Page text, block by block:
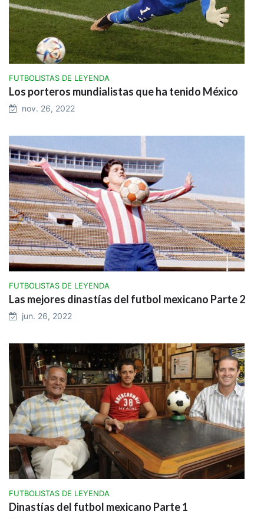
FUTBOLISTAS DE LEYENDA
Los porteros mundialistas que ha tenido México
nov. 26, 2022
FUTBOLISTAS DE LEYENDA
Las mejores dinastías del futbol mexicano Parte 2
jun. 26, 2022
FUTBOLISTAS DE LEYENDA
Dinastías del futbol mexicano Parte 1